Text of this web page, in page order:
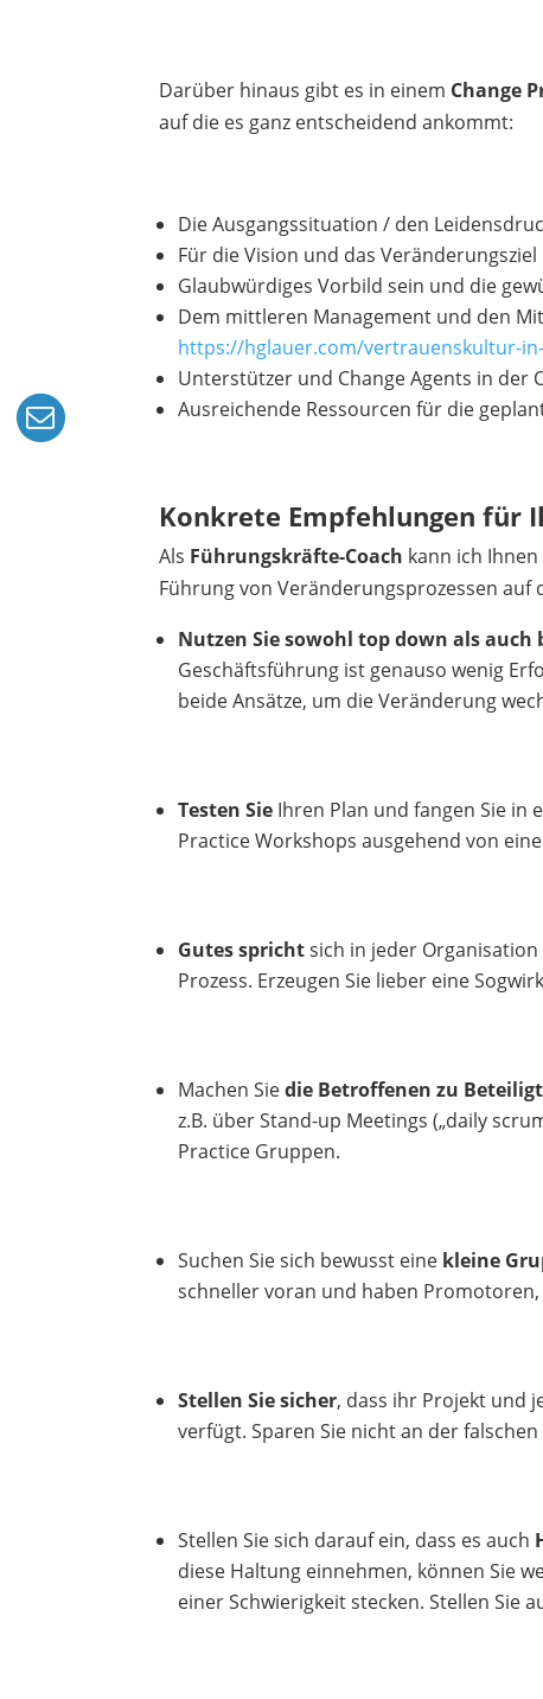
Darüber hinaus gibt es in einem Change
auf die es ganz entscheidend ankommt:
Die Ausgangssituation / den
Für die Vision und das
Glaubwürdiges Vorbild sein und die
Dem mittleren Management und den
https://hglauer.com/vertrauenskultur-
Unterstützer und Change Agents in der
Ausreichende Ressourcen für die
Konkrete Empfehlungen für
Als Führungskräfte-Coach kann ich
Führung von Veränderungsprozessen auf
Nutzen Sie sowohl top down als
Geschäftsführung ist genauso wenig
beide Ansätze, um die Veränderung
Testen Sie Ihren Plan und fangen Sie in
Practice Workshops ausgehend von
Gutes sprichtsich in jeder
Prozess. Erzeugen Sie lieber eine
Machen Siedie Betroffenen zu
z.B. über Stand-up Meetings („daily
Practice Gruppen.
Suchen Sie sich bewusst eine kleine
schneller voran und haben
Stellen Sie sicher, dass ihr Projekt und
verfügt. Sparen Sie nicht an der falschen
Stellen Sie sich darauf ein, dass es auch
diese Haltung einnehmen, können Sie
einer Schwierigkeit stecken. Stellen Sie